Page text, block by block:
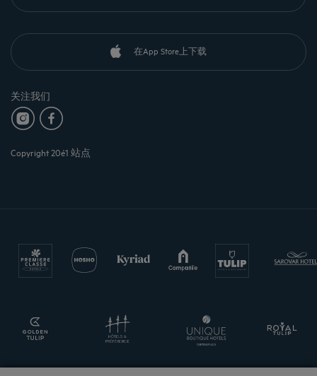
在App Store上下载
关注我们
Copyright 20é1 站点